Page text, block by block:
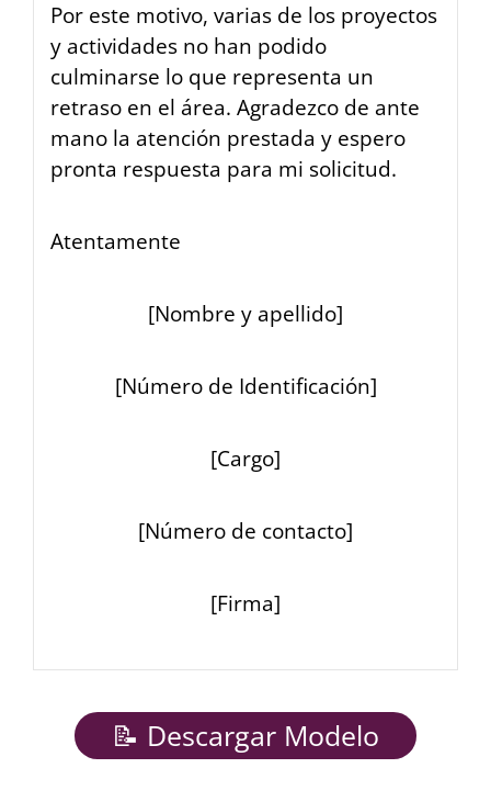
Por este motivo, varias de los proyectos
y actividades no han podido
culminarse lo que representa un
retraso en el área. Agradezco de ante
mano la atención prestada y espero
pronta respuesta para mi solicitud.
Atentamente
[Nombre y apellido]
[Número de Identificación]
[Cargo]
[Número de contacto]
[Firma]
📝 Descargar Modelo